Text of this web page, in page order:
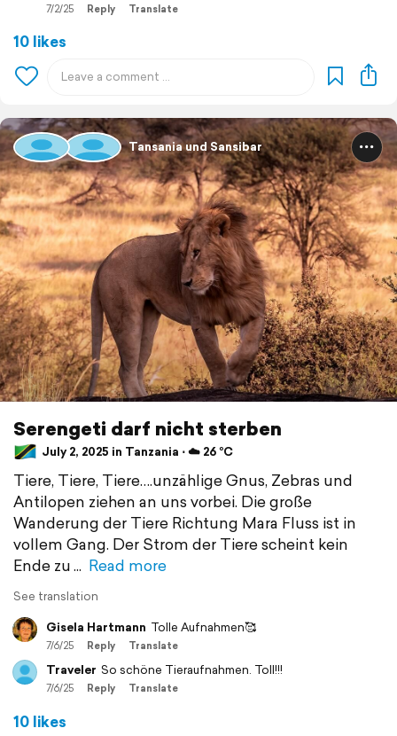
7/2/25 Reply Translate
10 likes
Tansania und Sansibar
Serengeti darf nicht sterben
July 2, 2025 in Tanzania ⋅ ☁️ 26 °C
Tiere, Tiere, Tiere….unzählige Gnus, Zebras und
Antilopen ziehen an uns vorbei. Die große
Wanderung der Tiere Richtung Mara Fluss ist in
vollem Gang. Der Strom der Tiere scheint kein
Ende zu
Read more
See translation
Gisela Hartmann Tolle Aufnahmen🥰
7/6/25 Reply Translate
Traveler So schöne Tieraufnahmen. Toll!!!
7/6/25 Reply Translate
10 likes